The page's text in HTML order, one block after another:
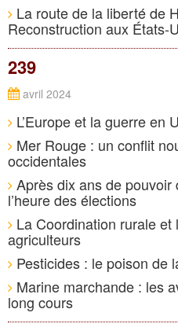
La route de la liberté de
Reconstruction aux États-
239
avril 2024
L’Europe et la guerre en
Mer Rouge : un conflit
occidentales
Après dix ans de pouvoir
l’heure des élections
La Coordination rurale
agriculteurs
Pesticides : le poison de
Marine marchande : les
long cours